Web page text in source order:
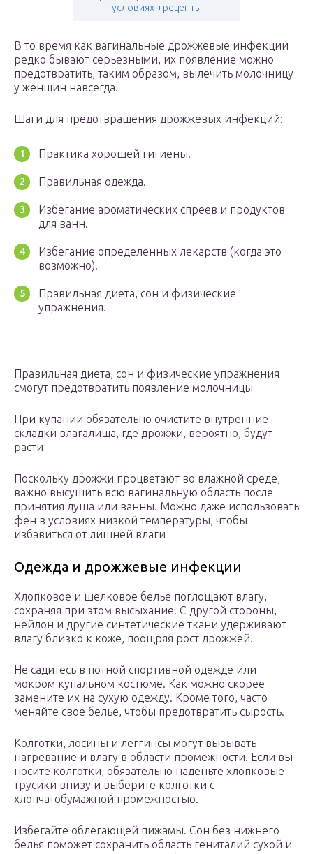
условиях +рецепты
В то время как вагинальные дрожжевые инфекции
редко бывают серьезными, их появление можно
предотвратить, таким образом, вылечить молочницу
у женщин навсегда.
Шаги для предотвращения дрожжевых инфекций:
Практика хорошей гигиены.
Правильная одежда.
Избегание ароматических спреев и продуктов
для ванн.
Избегание определенных лекарств (когда это
возможно).
Правильная диета, сон и физические
упражнения.
Правильная диета, сон и физические упражнения
смогут предотвратить появление молочницы
При купании обязательно очистите внутренние
складки влагалища, где дрожжи, вероятно, будут
расти
Поскольку дрожжи процветают во влажной среде,
важно высушить всю вагинальную область после
принятия душа или ванны. Можно даже использовать
фен в условиях низкой температуры, чтобы
избавиться от лишней влаги
Одежда и дрожжевые инфекции
Хлопковое и шелковое белье поглощают влагу,
сохраняя при этом высыхание. С другой стороны,
нейлон и другие синтетические ткани удерживают
влагу близко к коже, поощряя рост дрожжей.
Не садитесь в потной спортивной одежде или
мокром купальном костюме. Как можно скорее
замените их на сухую одежду. Кроме того, часто
меняйте свое белье, чтобы предотвратить сырость.
Колготки, лосины и леггинсы могут вызывать
нагревание и влагу в области промежности. Если вы
носите колготки, обязательно наденьте хлопковые
трусики внизу и выберите колготки с
хлопчатобумажной промежностью.
Избегайте облегающей пижамы. Сон без нижнего
белья поможет сохранить область гениталий сухой и